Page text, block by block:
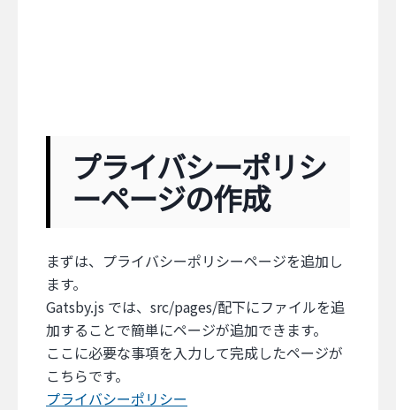
プライバシーポリシ
ーページの作成
まずは、プライバシーポリシーページを追加し
ます。
Gatsby.js では、src/pages/配下にファイルを追
加することで簡単にページが追加できます。
ここに必要な事項を入力して完成したページが
こちらです。
プライバシーポリシー